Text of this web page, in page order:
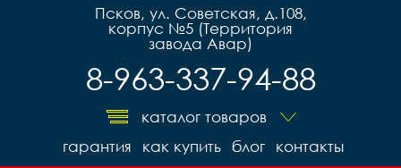
Псков, ул. Советская, д.108,
корпус №5 (Территория
завода Авар)
8-963-337-94-88
каталог товаров
контакты
блог
как купить
гарантия